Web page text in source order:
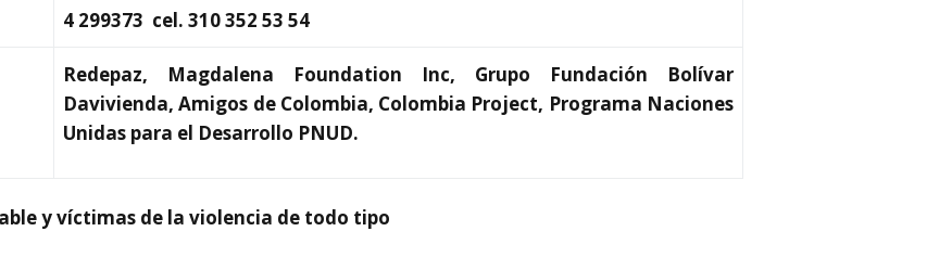
4 299373 cel. 310 352 53 54
Redepaz, Magdalena Foundation Inc, Grupo Fundación Bolívar
Davivienda, Amigos de Colombia, Colombia Project, Programa Naciones
Unidas para el Desarrollo PNUD.
y víctimas de la violencia de todo tipo